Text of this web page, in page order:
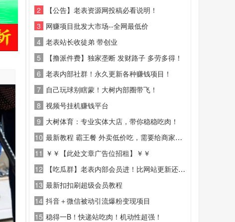
2
【公告】老表资源网投稿必看说明！
3 网赚项目批发大市场--全网最低价
4 老表站长收徒弟 带创业
5
【撸派件费】独家垄断 发财路子 多劳多得！
6 老表内部社群！永久更新各种赚钱项目！
7 自己玩球别瞎蒙！大树内部圈带飞！
8 视频号挂机赚钱平台
9 大树体育：专业实体大店，带你稳稳吃肉！
10 最新教程 霸王餐 外卖低价吃，需要给商家好评
11 ￥￥【此处文章广告位招租】￥￥
12
【吃瓜群】老表内部会员进！比网站更新还精彩！
13 最新扣扣刷超级会员教程
14 抖音＋微信被动引流爆粉变现项目
15 稳得一B！快递站吃肉！机动性超强！